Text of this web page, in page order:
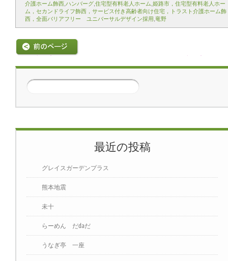
介護ホーム飾西 ハンバーグ 住宅型有料老人ホーム 姫路市，住宅型有料老人ホー
ム，セカンドライフ飾西，サービス付き高齢者向け住宅，トラスト介護ホーム飾
西，全面バリアフリー ユニバーサルデザイン採用 竜野
最近の投稿
グレイスガーデンプラス
熊本地震
未十
らーめん だ㍲だ
うなぎ亭 一座